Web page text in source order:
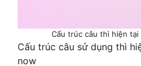
Cấu trúc câu thì hiện
Cấu trúc câu sử dụng thì
now